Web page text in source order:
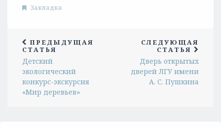
Закладка
ПРЕДЫДУЩАЯ
СТАТЬЯ
Детский
экологический
конкурс-экскурсия
«Мир деревьев»
СЛЕДУЮЩАЯ
СТАТЬЯ
Дверь открытых
дверей ЛГУ имени
А. С. Пушкина